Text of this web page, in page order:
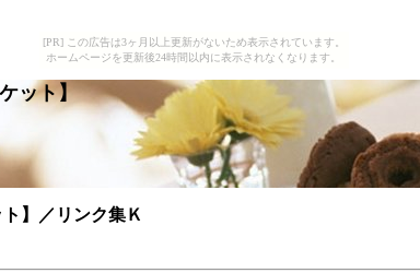
[PR] この広告は3ヶ月以上更新がないため表示されています。
ホームページを更新後24時間以内に表示されなくなります。
ット】
】／リンク集Ｋ